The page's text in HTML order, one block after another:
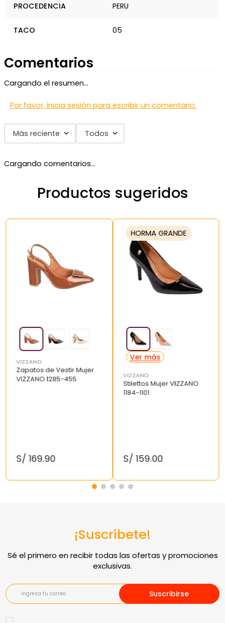
PROCEDENCIA PERU
TACO 05
Comentarios
Cargando el resumen…
Por favor, inicia sesión para escribir un comentario.
Más reciente Todos
Cargando comentarios…
Productos sugeridos
VIZZANO
Zapatos de Vestir Mujer
VIZZANO 1285-455
S/ 169.90
HORMA GRANDE
VIZZANO
Stilettos Mujer VIZZANO
1184-1101
S/ 159.00
¡Suscríbete!
Suscribirse